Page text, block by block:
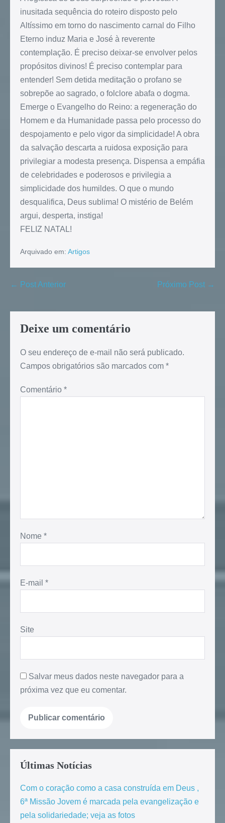
inusitada sequência do roteiro disposto pelo
Altíssimo em torno do nascimento carnal do Filho
Eterno induz Maria e José à reverente
contemplação. É preciso deixar-se envolver pelos
propósitos divinos! É preciso contemplar para
entender! Sem detida meditação o profano se
sobrepõe ao sagrado, o folclore abafa o dogma.
Emerge o Evangelho do Reino: a regeneração do
Homem e da Humanidade passa pelo processo do
despojamento e pelo vigor da simplicidade! A obra
da salvação descarta a ruidosa exposição para
privilegiar a modesta presença. Dispensa a empáfia
de celebridades e poderosos e privilegia a
simplicidade dos humildes. O que o mundo
desqualifica, Deus sublima! O mistério de Belém
argui, desperta, instiga!
FELIZ NATAL!
Arquivado em: Artigos
← Post Anterior Próximo Post →
Deixe um comentário
O seu endereço de e-mail não será publicado.
Campos obrigatórios são marcados com *
Comentário *
Nome *
E-mail *
Site
Salvar meus dados neste navegador para a
próxima vez que eu comentar.
Últimas Notícias
Com o coração como a casa construída em Deus ,
6ª Missão Jovem é marcada pela evangelização e
pela solidariedade; veja as fotos